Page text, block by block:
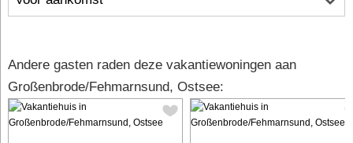
Andere gasten raden deze vakantiewoningen aan
Großenbrode/Fehmarnsund, Ostsee: